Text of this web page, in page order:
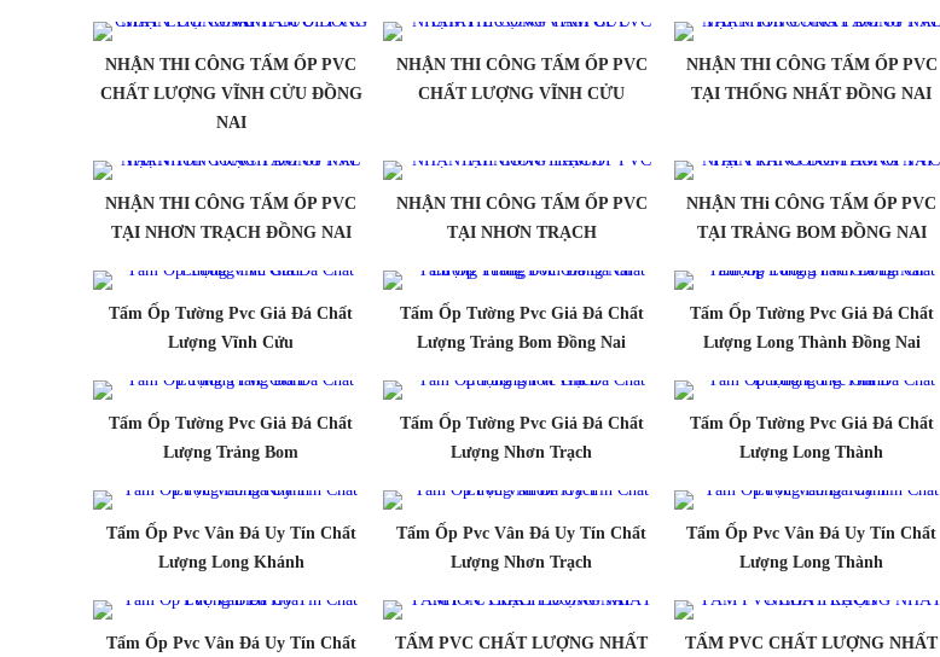
NHẬN THI CÔNG TẤM ỐP PVC
CHẤT LƯỢNG VĨNH CỬU ĐỒNG
NAI
NHẬN THI CÔNG TẤM ỐP PVC
CHẤT LƯỢNG VĨNH CỬU
NHẬN THI CÔNG TẤM ỐP PVC
TẠI THỐNG NHẤT ĐỒNG NAI
NHẬN THI CÔNG TẤM ỐP PVC
TẠI NHƠN TRẠCH ĐỒNG NAI
NHẬN THI CÔNG TẤM ỐP PVC
TẠI NHƠN TRẠCH
NHẬN THi CÔNG TẤM ỐP PVC
TẠI TRẢNG BOM ĐỒNG NAI
Tấm Ốp Tường Pvc Giả Đá Chất
Lượng Vĩnh Cửu
Tấm Ốp Tường Pvc Giả Đá Chất
Lượng Trảng Bom Đồng Nai
Tấm Ốp Tường Pvc Giả Đá Chất
Lượng Long Thành Đồng Nai
Tấm Ốp Tường Pvc Giả Đá Chất
Lượng Trảng Bom
Tấm Ốp Tường Pvc Giả Đá Chất
Lượng Nhơn Trạch
Tấm Ốp Tường Pvc Giả Đá Chất
Lượng Long Thành
Tấm Ốp Pvc Vân Đá Uy Tín Chất
Lượng Long Khánh
Tấm Ốp Pvc Vân Đá Uy Tín Chất
Lượng Nhơn Trạch
Tấm Ốp Pvc Vân Đá Uy Tín Chất
Lượng Long Thành
Tấm Ốp Pvc Vân Đá Uy Tín Chất
TẤM PVC CHẤT LƯỢNG NHẤT
TẤM PVC CHẤT LƯỢNG NHẤT